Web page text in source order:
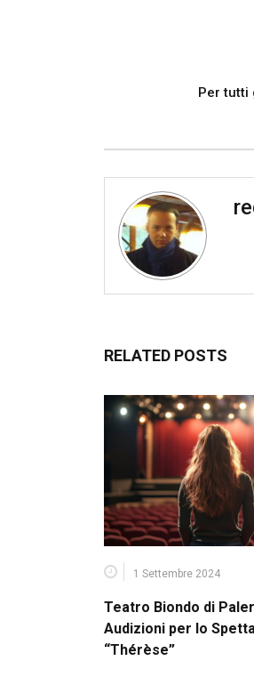
Per tutti
RELATED POSTS
1 Settembre 2024
Teatro Biondo di
Audizioni per lo
“Thérèse”